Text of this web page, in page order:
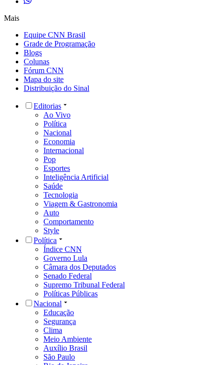
Mais
Equipe CNN Brasil
Grade de Programação
Blogs
Colunas
Fórum CNN
Mapa do site
Distribuição do Sinal
Editorias
Ao Vivo
Política
Nacional
Economia
Internacional
Pop
Esportes
Inteligência Artificial
Saúde
Tecnologia
Viagem & Gastronomia
Auto
Comportamento
Style
Política
Índice CNN
Governo Lula
Câmara dos Deputados
Senado Federal
Supremo Tribunal Federal
Políticas Públicas
Nacional
Educação
Segurança
Clima
Meio Ambiente
Auxílio Brasil
São Paulo